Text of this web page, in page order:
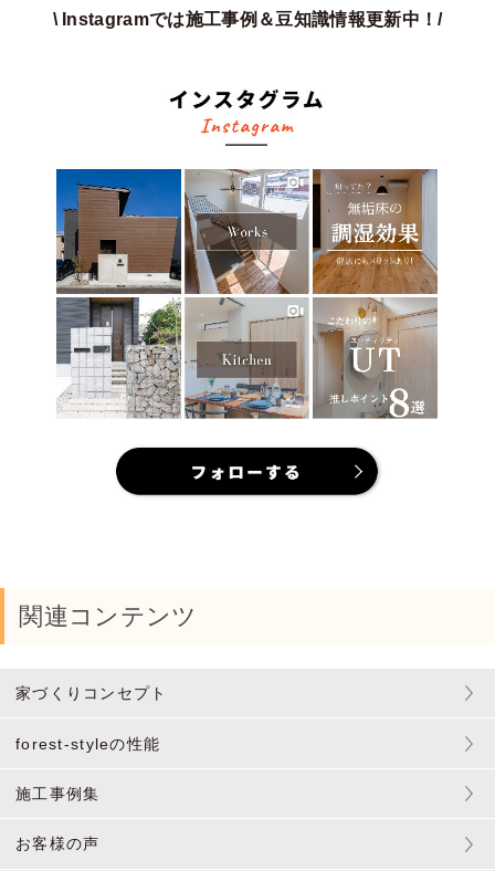
\ Instagramでは施工事例＆豆知識情報更新中！/
関連コンテンツ
家づくりコンセプト
forest-styleの性能
施工事例集
お客様の声